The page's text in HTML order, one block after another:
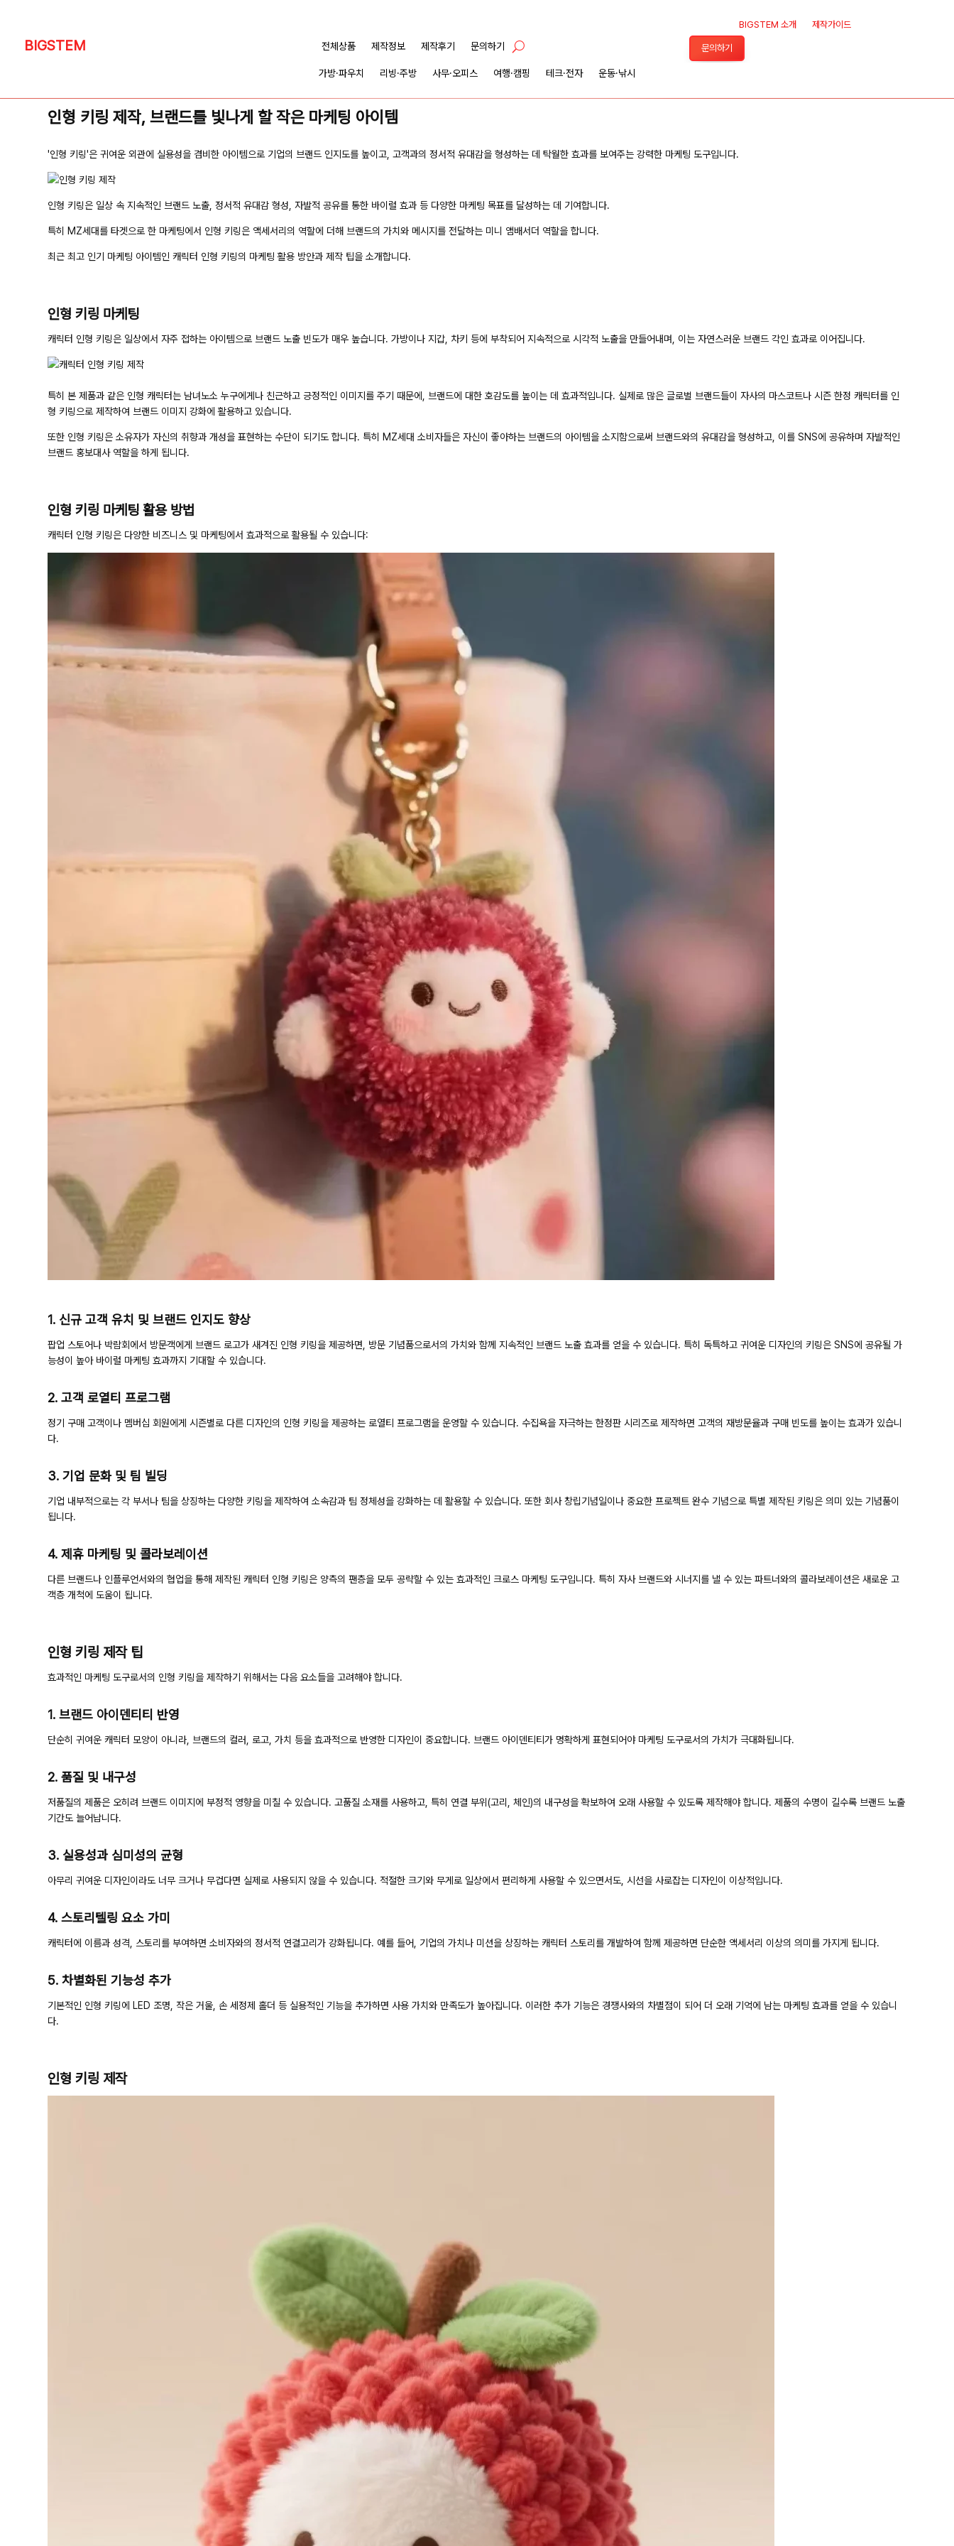
BIGSTEM 소개 제작가이드
BIGSTEM 전체상품 제작정보 제작후기 문의하기 문의하기
가방·파우치 리빙·주방 사무·오피스 여행·캠핑 테크·전자 운동·낚시
인형 키링 제작, 브랜드를 빛나게 할 작은 마케팅 아이템
'인형 키링'은 귀여운 외관에 실용성을 겸비한 아이템으로 기업의 브랜드 인지도를 높이고, 고객과의 정서적 유대감을 형성하는 데 탁월한 효과를 보여주는 강력한 마케팅 도구입니다.
인형 키링은 일상 속 지속적인 브랜드 노출, 정서적 유대감 형성, 자발적 공유를 통한 바이럴 효과 등 다양한 마케팅 목표를 달성하는 데 기여합니다.
특히 MZ세대를 타겟으로 한 마케팅에서 인형 키링은 액세서리의 역할에 더해 브랜드의 가치와 메시지를 전달하는 미니 앰배서더 역할을 합니다.
최근 최고 인기 마케팅 아이템인 캐릭터 인형 키링의 마케팅 활용 방안과 제작 팁을 소개합니다.
인형 키링 마케팅
캐릭터 인형 키링은 일상에서 자주 접하는 아이템으로 브랜드 노출 빈도가 매우 높습니다. 가방이나 지갑, 차키 등에 부착되어 지속적으로 시각적 노출을 만들어내며, 이는 자연스러운 브랜드 각인 효과로 이어집니다.
특히 본 제품과 같은 인형 캐릭터는 남녀노소 누구에게나 친근하고 긍정적인 이미지를 주기 때문에, 브랜드에 대한 호감도를 높이는 데 효과적입니다. 실제로 많은 글로벌 브랜드들이 자사의 마스코트나 시즌 한정 캐릭터를 인
형 키링으로 제작하여 브랜드 이미지 강화에 활용하고 있습니다.
또한 인형 키링은 소유자가 자신의 취향과 개성을 표현하는 수단이 되기도 합니다. 특히 MZ세대 소비자들은 자신이 좋아하는 브랜드의 아이템을 소지함으로써 브랜드와의 유대감을 형성하고, 이를 SNS에 공유하며 자발적인
브랜드 홍보대사 역할을 하게 됩니다.
인형 키링 마케팅 활용 방법
캐릭터 인형 키링은 다양한 비즈니스 및 마케팅에서 효과적으로 활용될 수 있습니다:
1. 신규 고객 유치 및 브랜드 인지도 향상
팝업 스토어나 박람회에서 방문객에게 브랜드 로고가 새겨진 인형 키링을 제공하면, 방문 기념품으로서의 가치와 함께 지속적인 브랜드 노출 효과를 얻을 수 있습니다. 특히 독특하고 귀여운 디자인의 키링은 SNS에 공유될 가
능성이 높아 바이럴 마케팅 효과까지 기대할 수 있습니다.
2. 고객 로열티 프로그램
정기 구매 고객이나 멤버십 회원에게 시즌별로 다른 디자인의 인형 키링을 제공하는 로열티 프로그램을 운영할 수 있습니다. 수집욕을 자극하는 한정판 시리즈로 제작하면 고객의 재방문율과 구매 빈도를 높이는 효과가 있습니
다.
3. 기업 문화 및 팀 빌딩
기업 내부적으로는 각 부서나 팀을 상징하는 다양한 키링을 제작하여 소속감과 팀 정체성을 강화하는 데 활용할 수 있습니다. 또한 회사 창립기념일이나 중요한 프로젝트 완수 기념으로 특별 제작된 키링은 의미 있는 기념품이
됩니다.
4. 제휴 마케팅 및 콜라보레이션
다른 브랜드나 인플루언서와의 협업을 통해 제작된 캐릭터 인형 키링은 양측의 팬층을 모두 공략할 수 있는 효과적인 크로스 마케팅 도구입니다. 특히 자사 브랜드와 시너지를 낼 수 있는 파트너와의 콜라보레이션은 새로운 고
객층 개척에 도움이 됩니다.
인형 키링 제작 팁
효과적인 마케팅 도구로서의 인형 키링을 제작하기 위해서는 다음 요소들을 고려해야 합니다.
1. 브랜드 아이덴티티 반영
단순히 귀여운 캐릭터 모양이 아니라, 브랜드의 컬러, 로고, 가치 등을 효과적으로 반영한 디자인이 중요합니다. 브랜드 아이덴티티가 명확하게 표현되어야 마케팅 도구로서의 가치가 극대화됩니다.
2. 품질 및 내구성
저품질의 제품은 오히려 브랜드 이미지에 부정적 영향을 미칠 수 있습니다. 고품질 소재를 사용하고, 특히 연결 부위(고리, 체인)의 내구성을 확보하여 오래 사용할 수 있도록 제작해야 합니다. 제품의 수명이 길수록 브랜드 노출
기간도 늘어납니다.
3. 실용성과 심미성의 균형
아무리 귀여운 디자인이라도 너무 크거나 무겁다면 실제로 사용되지 않을 수 있습니다. 적절한 크기와 무게로 일상에서 편리하게 사용할 수 있으면서도, 시선을 사로잡는 디자인이 이상적입니다.
4. 스토리텔링 요소 가미
캐릭터에 이름과 성격, 스토리를 부여하면 소비자와의 정서적 연결고리가 강화됩니다. 예를 들어, 기업의 가치나 미션을 상징하는 캐릭터 스토리를 개발하여 함께 제공하면 단순한 액세서리 이상의 의미를 가지게 됩니다.
5. 차별화된 기능성 추가
기본적인 인형 키링에 LED 조명, 작은 거울, 손 세정제 홀더 등 실용적인 기능을 추가하면 사용 가치와 만족도가 높아집니다. 이러한 추가 기능은 경쟁사와의 차별점이 되어 더 오래 기억에 남는 마케팅 효과를 얻을 수 있습니
다.
인형 키링 제작